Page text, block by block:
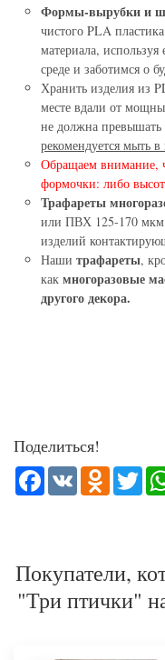
Формы-вырубки и
чистого PLA
материала,
среде и заботимся о
Хранить изделия из
месте вдали от
не должна
рекомендуется мыть
Обращаем внимание,
формочки: либо
Трафареты
или ПВХ 125-170 мкм
изделий
Наши трафареты,
как многоразовые
другого декора.
Поделиться!
Facebook
VK
Покупатели,
"Три птички"